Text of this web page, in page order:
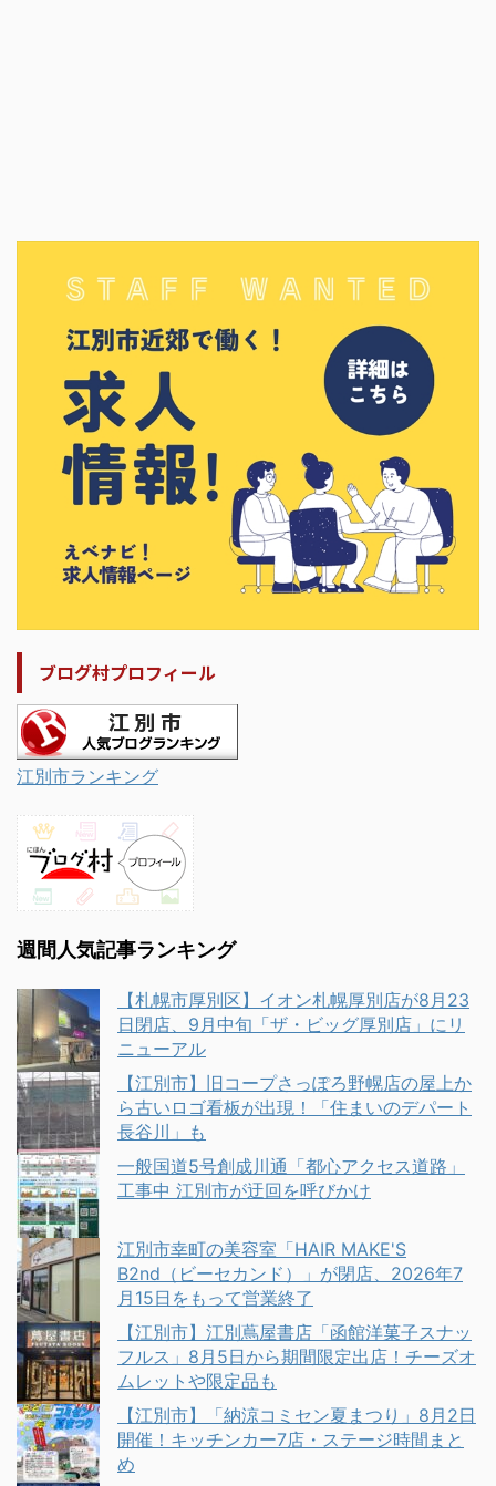
ブログ村プロフィール
江別市ランキング
週間人気記事ランキング
【札幌市厚別区】イオン札幌厚別店が8月23
日閉店、9月中旬「ザ・ビッグ厚別店」にリ
ニューアル
【江別市】旧コープさっぽろ野幌店の屋上か
ら古いロゴ看板が出現！「住まいのデパート
長谷川」も
一般国道5号創成川通「都心アクセス道路」
工事中 江別市が迂回を呼びかけ
江別市幸町の美容室「HAIR MAKE'S
B2nd（ビーセカンド）」が閉店、2026年7
月15日をもって営業終了
【江別市】江別蔦屋書店「函館洋菓子スナッ
フルス」8月5日から期間限定出店！チーズオ
ムレットや限定品も
【江別市】「納涼コミセン夏まつり」8月2日
開催！キッチンカー7店・ステージ時間まと
め